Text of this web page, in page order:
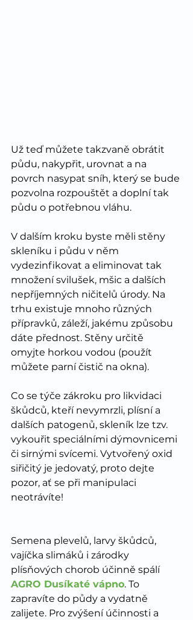
Už teď můžete takzvaně obrátit
půdu, nakypřit, urovnat a na
povrch nasypat sníh, který se bude
pozvolna rozpouštět a doplní tak
půdu o potřebnou vláhu.
V dalším kroku byste měli stěny
skleníku i půdu v něm
vydezinfikovat a eliminovat tak
množení svilušek, mšic a dalších
nepříjemných ničitelů úrody. Na
trhu existuje mnoho různých
přípravků, záleží, jakému způsobu
dáte přednost. Stěny určitě
omyjte horkou vodou (použít
můžete parní čistič na okna).
Co se týče zákroku pro likvidaci
škůdců, kteří nevymrzli, plísní a
dalších patogenů, skleník lze tzv.
vykouřit speciálními dýmovnicemi
či sirnými svícemi. Vytvořený oxid
siřičitý je jedovatý, proto dejte
pozor, ať se při manipulaci
neotrávíte!
Semena plevelů, larvy škůdců,
vajíčka slimáků i zárodky
plísňových chorob účinně spálí
AGRO Dusíkaté vápno. To
zapravíte do půdy a vydatně
zalijete. Pro zvýšení účinnosti a